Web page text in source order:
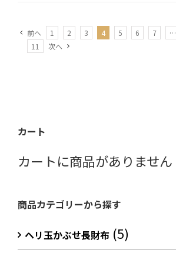
前へ 1 2 3 4 5 6 7 …
11
次へ
カート
カートに商品がありません
商品カテゴリーから探す
ヘリ玉かぶせ長財布 (5)